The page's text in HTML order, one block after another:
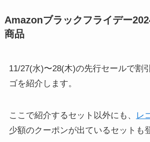
Amazonブラックフライデー
商品
11/27(水)〜28(木)の先行セールで割
ゴを紹介します。
ここで紹介するセット以外にも、 レ
少額のクーポンが出ているセットも